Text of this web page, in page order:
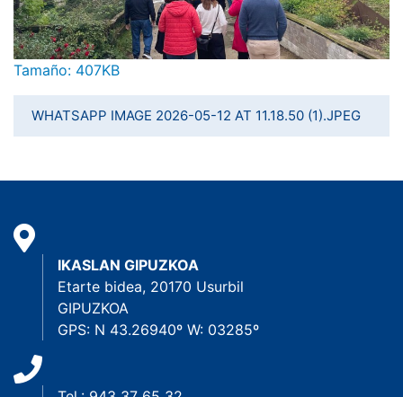
Haga clic aquí para ver la imagen a tamaño completo…
Tamaño: 407KB
WHATSAPP IMAGE 2026-05-12 AT 11.18.50 (1).JPEG
IKASLAN GIPUZKOA
Etarte bidea, 20170 Usurbil
GIPUZKOA
GPS: N 43.26940º W: 03285º